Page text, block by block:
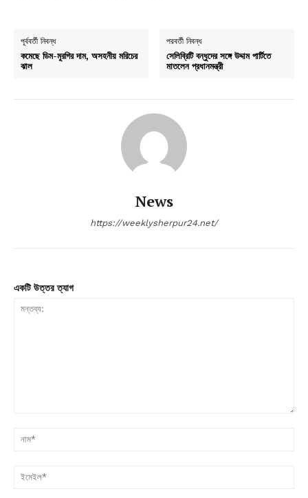
পূর্ববর্তী নিবন্ধ
কমেছে ডিম-মুরগির দাম, অসহনীয় মরিচের
ঝাল
পরবর্তী নিবন্ধ
সেলিব্রিটি বন্ধুদের সঙ্গে উদ্দাম পার্টিতে
মাতলেন প্রধানমন্ত্রী
News
https://weeklysherpur24.net/
একটি উত্তর ত্যাগ